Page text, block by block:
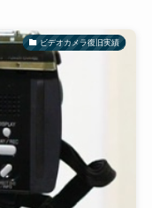
ビデオカメラ復旧実績